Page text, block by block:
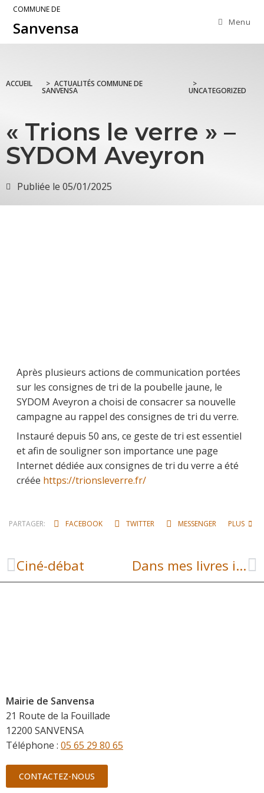
COMMUNE DE
Sanvensa Menu
ACCUEIL > ACTUALITÉS COMMUNE DE
SANVENSA
>
UNCATEGORIZED
« Trions le verre » –
SYDOM Aveyron
Publiée le 05/01/2025
Après plusieurs actions de communication portées
sur les consignes de tri de la poubelle jaune, le
SYDOM Aveyron a choisi de consacrer sa nouvelle
campagne au rappel des consignes de tri du verre.
Instauré depuis 50 ans, ce geste de tri est essentiel
et afin de souligner son importance une page
Internet dédiée aux consignes de tri du verre a été
créée https://trionsleverre.fr/
PARTAGER: FACEBOOK TWITTER MESSENGER PLUS
Ciné-débat Dans mes livres il y a…
Mairie de Sanvensa
21 Route de la Fouillade
12200 SANVENSA
Téléphone : 05 65 29 80 65
CONTACTEZ-NOUS